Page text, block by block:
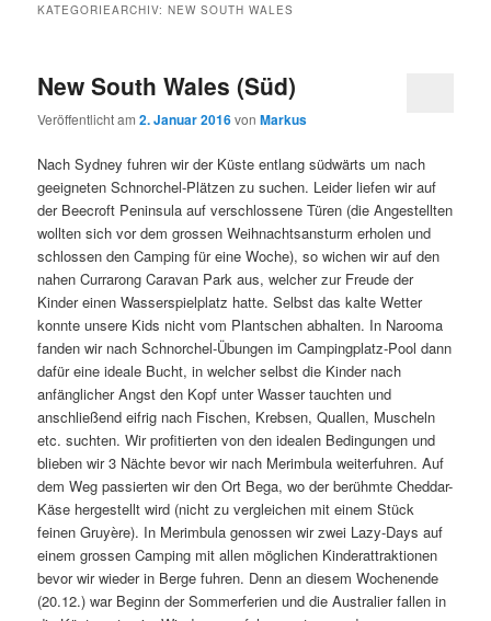
KATEGORIEARCHIV:NEW SOUTH WALES
New South Wales (Süd)
Veröffentlicht am2. Januar 2016vonMarkus
Nach Sydney fuhren wir der Küste entlang südwärts um nach
geeigneten Schnorchel-Plätzen zu suchen. Leider liefen wir auf
der Beecroft Peninsula auf verschlossene Türen (die Angestellten
wollten sich vor dem grossen Weihnachtsansturm erholen und
schlossen den Camping für eine Woche), so wichen wir auf den
nahen Currarong Caravan Park aus, welcher zur Freude der
Kinder einen Wasserspielplatz hatte. Selbst das kalte Wetter
konnte unsere Kids nicht vom Plantschen abhalten. In Narooma
fanden wir nach Schnorchel-Übungen im Campingplatz-Pool dann
dafür eine ideale Bucht, in welcher selbst die Kinder nach
anfänglicher Angst den Kopf unter Wasser tauchten und
anschließend eifrig nach Fischen, Krebsen, Quallen, Muscheln
etc. suchten. Wir profitierten von den idealen Bedingungen und
blieben wir 3 Nächte bevor wir nach Merimbula weiterfuhren. Auf
dem Weg passierten wir den Ort Bega, wo der berühmte Cheddar-
Käse hergestellt wird (nicht zu vergleichen mit einem Stück
feinen Gruyère). In Merimbula genossen wir zwei Lazy-Days auf
einem grossen Camping mit allen möglichen Kinderattraktionen
bevor wir wieder in Berge fuhren. Denn an diesem Wochenende
(20.12.) war Beginn der Sommerferien und die Australier fallen in